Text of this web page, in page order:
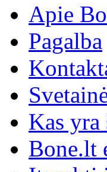
Apie
Pagalba
Kas yra
Bone.lt